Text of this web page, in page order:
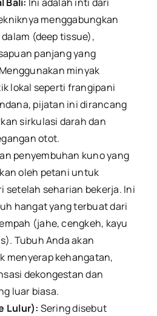
menggabungkan
(deep tissue),
panjang yang
minyak
lokal seperti frangipani
pijatan ini dirancang
sirkulasi darah dan
otot.
penyembuhan kuno yang
oleh petani untuk
setelah seharian bekerja. Ini
hangat yang terbuat dari
(jahe, cengkeh, kayu
Tubuh Anda akan
menyerap kehangatan,
dekongestan dan
luar biasa.
Lulur): Sering disebut